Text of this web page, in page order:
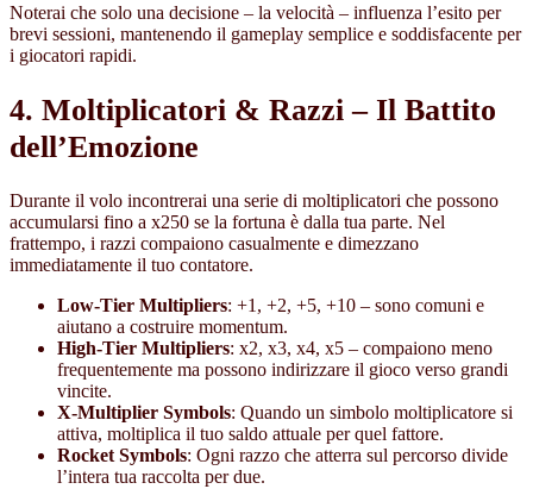
Noterai che solo una decisione – la velocità – influenza l’esito per
brevi sessioni, mantenendo il gameplay semplice e soddisfacente per
i giocatori rapidi.
4. Moltiplicatori & Razzi – Il Battito
dell’Emozione
Durante il volo incontrerai una serie di moltiplicatori che possono
accumularsi fino a x250 se la fortuna è dalla tua parte. Nel
frattempo, i razzi compaiono casualmente e dimezzano
immediatamente il tuo contatore.
Low‑Tier Multipliers: +1, +2, +5, +10 – sono comuni e
aiutano a costruire momentum.
High‑Tier Multipliers: x2, x3, x4, x5 – compaiono meno
frequentemente ma possono indirizzare il gioco verso grandi
vincite.
X‑Multiplier Symbols: Quando un simbolo moltiplicatore si
attiva, moltiplica il tuo saldo attuale per quel fattore.
Rocket Symbols: Ogni razzo che atterra sul percorso divide
l’intera tua raccolta per due.